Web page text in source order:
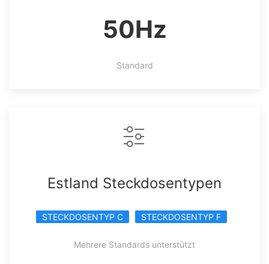
50Hz
Standard
Estland Steckdosentypen
STECKDOSENTYP C STECKDOSENTYP F
Mehrere Standards unterstützt